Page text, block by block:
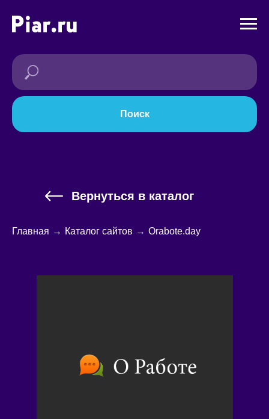
Поиск
Вернуться в каталог
Главная → Каталог сайтов → Orabote.day